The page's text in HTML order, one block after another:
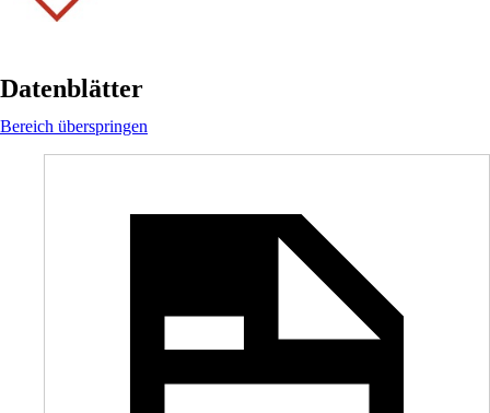
Datenblätter
Bereich überspringen